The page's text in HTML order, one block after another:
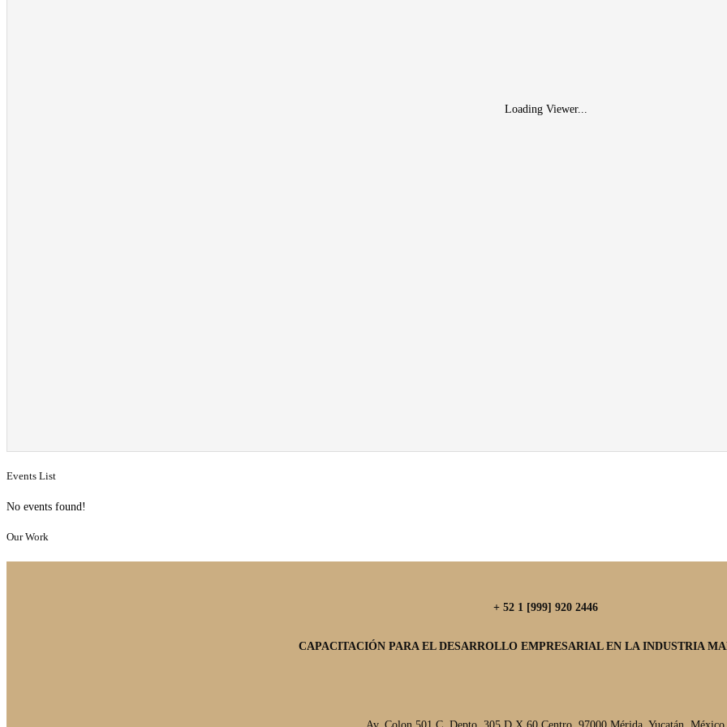
Loading Viewer...
Events List
No events found!
Our Work
+ 52 1 [999] 920 2446
CAPACITACIÓN PARA EL DESARROLLO EMPRESARIAL EN LA INDUSTRIA